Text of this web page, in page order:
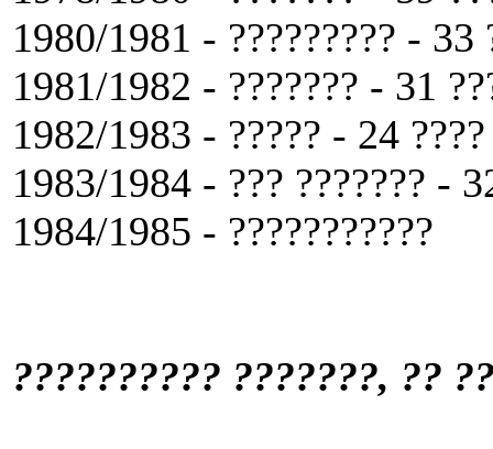
1980/1981 - ????????? - 33
1981/1982 - ??????? - 31
1982/1983 - ????? - 24
1983/1984 - ??? ??????? -
1984/1985 - ???????????
?????????? ???????, ??